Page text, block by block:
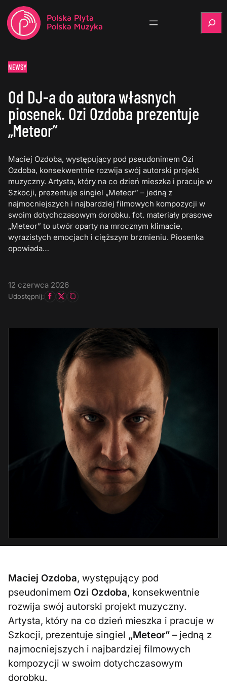
NEWSY
Od DJ-a do autora własnych
piosenek. Ozi Ozdoba prezentuje
„Meteor”
Maciej Ozdoba, występujący pod pseudonimem Ozi
Ozdoba, konsekwentnie rozwija swój autorski projekt
muzyczny. Artysta, który na co dzień mieszka i pracuje w
Szkocji, prezentuje singiel „Meteor” – jedną z
najmocniejszych i najbardziej filmowych kompozycji w
swoim dotychczasowym dorobku. fot. materiały prasowe
„Meteor” to utwór oparty na mrocznym klimacie,
wyrazistych emocjach i cięższym brzmieniu. Piosenka
opowiada…
12 czerwca 2026
Udostępnij:
Maciej Ozdoba, występujący pod
pseudonimem Ozi Ozdoba, konsekwentnie
rozwija swój autorski projekt muzyczny.
Artysta, który na co dzień mieszka i pracuje w
Szkocji, prezentuje singiel „Meteor” – jedną z
najmocniejszych i najbardziej filmowych
kompozycji w swoim dotychczasowym
dorobku.